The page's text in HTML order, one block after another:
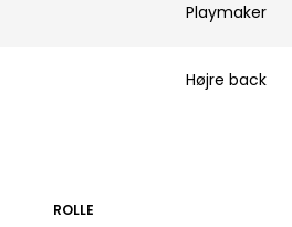
Playmaker
Højre back
ROLLE